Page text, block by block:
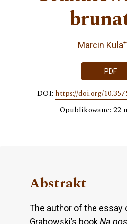
Marcin Kula+
PDF
DOI: https://doi.org/
Opublikowane: 22
Abstrakt
The author of the essay
Grabowski’s bookNa